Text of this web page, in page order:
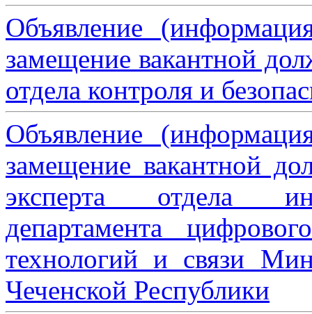
Объявление
замещение вакантной
отдела контроля и
Объявление
замещение вакантной
эксперта отдела
департамента
технологий и связи
Чеченской Республики